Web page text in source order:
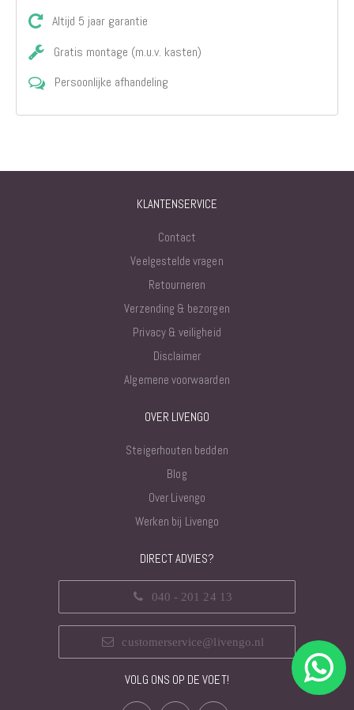
Altijd 5 jaar garantie
Gratis montage (m.u.v. kasten)
Persoonlijke afhandeling
KLANTENSERVICE
Contact
Veelgestelde vragen
Retourneren
Verzending & bezorgen
Privacy & veiligheid
Disclaimer
Algemene voorwaarden
OVER LIVENGO
Steigerhouten bedden
Blog
Over Livengo
Werken bij Livengo
DIRECT ADVIES?
040 - 201 24 13
customerservice@livengo.nl
VOLG ONS OP DE VOET!